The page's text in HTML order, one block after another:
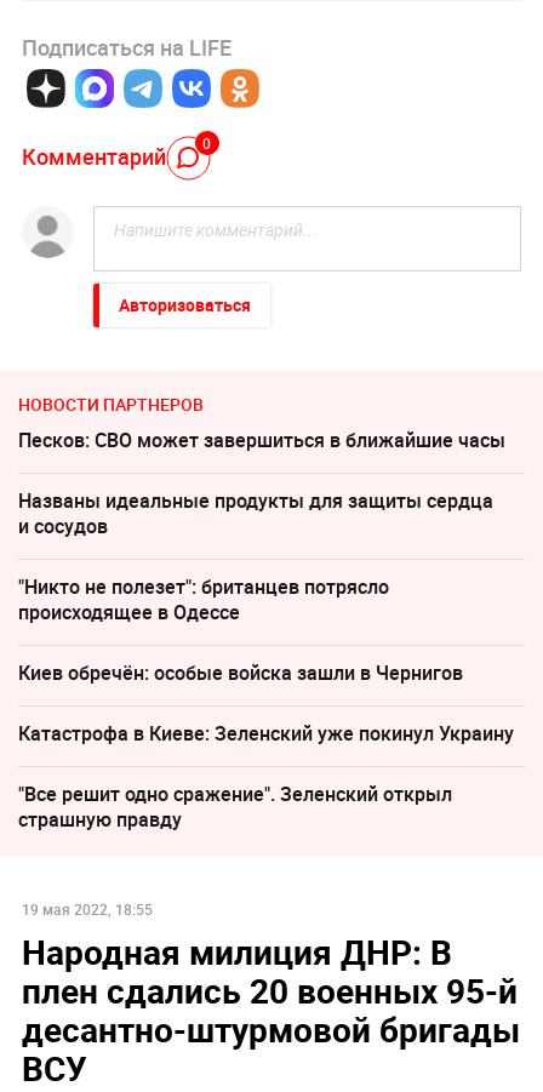
Подписаться на LIFE
Комментарий 0
Авторизоваться
НОВОСТИ ПАРТНЕРОВ
Песков: СВО может завершиться в ближайшие часы
Названы идеальные продукты для защиты сердца
и сосудов
"Никто не полезет": британцев потрясло
происходящее в Одессе
Киев обречён: особые войска зашли в Чернигов
Катастрофа в Киеве: Зеленский уже покинул Украину
"Все решит одно сражение". Зеленский открыл
страшную правду
19 мая 2022, 18:55
Народная милиция ДНР: В
плен сдались 20 военных 95-й
десантно-штурмовой бригады
ВСУ